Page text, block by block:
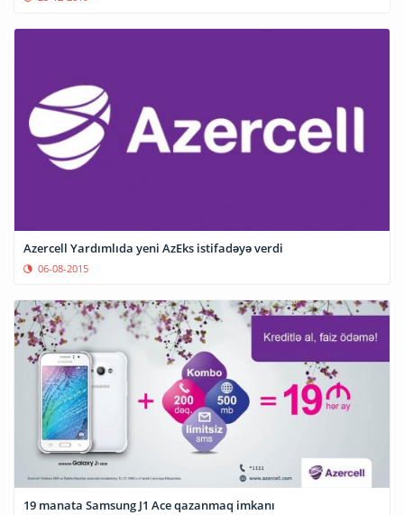
Azercell Yardımlıda yeni AzEks istifadəyə verdi
06-08-2015
19 manata Samsung J1 Ace qazanmaq imkanı